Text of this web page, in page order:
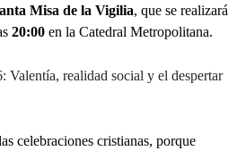
Misa de la Vigilia, que se realizará
20:00 en la Catedral Metropolitana.
Valentía, realidad social y el despertar
celebraciones cristianas, porque